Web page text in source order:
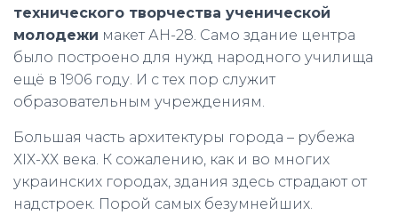
технического творчества ученической
молодежи макет АН-28. Само здание центра
было построено для нужд народного училища
ещё в 1906 году. И с тех пор служит
образовательным учреждениям.
Большая часть архитектуры города – рубежа
ХІХ-ХХ века. К сожалению, как и во многих
украинских городах, здания здесь страдают от
надстроек. Порой самых безумнейших.